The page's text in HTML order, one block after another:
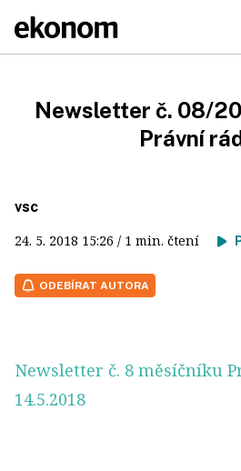
Newsletter č. 08/
Právní
vsc
24. 5. 2018 15:26 / 1 min. čtení
ODEBÍRAT AUTORA
Newsletter č. 8 měsíčníku
14.5.2018